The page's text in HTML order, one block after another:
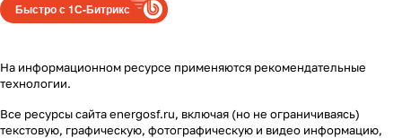
Быстро с 1С-Битрикс
На информационном ресурсе применяются рекомендательные
технологии.
Все ресурсы сайта energosf.ru, включая (но не ограничиваясь)
текстовую, графическую, фотографическую и видео информацию,